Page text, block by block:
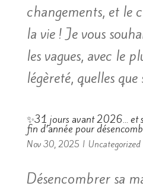
changements, et le
la vie ! Je vous
les vagues, avec le
légèreté, quelles que
✨31 jours avant 2026… et
fin d’année pour
Nov 30, 2025 | Uncategorized
Désencombrer sa